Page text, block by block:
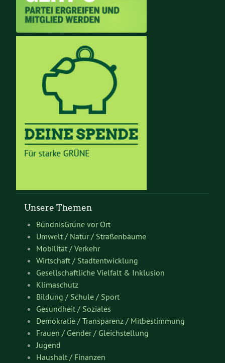
Unsere Themen
BündnisGrüne vor Ort
Umwelt / Natur / Straßenbäume
Mobilität / Verkehr
Wirtschaft / Stadtentwicklung
Gesellschaftliche Vielfalt & Inklusion
Klimaschutz
Bildung / Schule / Sport
Gesundheit / Soziales
Demokratie / Transparenz / Mitbestimmung
Frauen / Gender / Gleichstellung
Jugend
Haushalt / Finanzen